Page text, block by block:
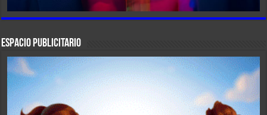
ESPACIO PUBLICITARIO